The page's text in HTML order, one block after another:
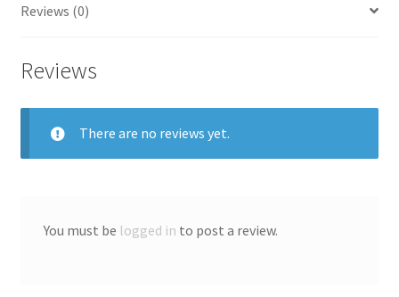
Reviews (0)
Reviews
There are no reviews yet.
You must be logged in to post a review.